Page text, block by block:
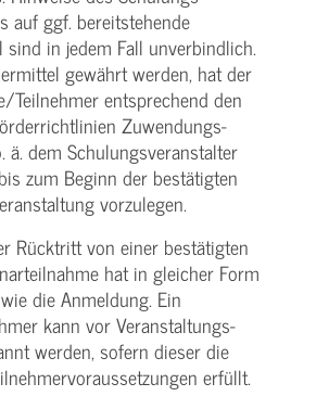
auf ggf. bereitstehende
sind in jedem Fall unverbindlich.
gewährt werden, hat der
­Teilnehmer entsprechend den
Zuwendungs­
ä. dem Schulungs­veranstalter
zum Beginn der bestätigten
vorzulegen.
Rücktritt von einer bestätigten
hat in gleicher Form
die Anmeldung. Ein
kann vor Veranstaltungs­
werden, sofern dieser die
erfüllt.